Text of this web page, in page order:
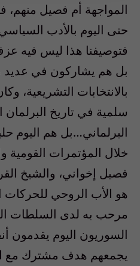
المواجهة أم فصيل منهم،
حتى اليوم بالأدب
فتوصيفنا هذا ليس فيه
بل هم يشاركون في عديد
بالانتخابات التشريعية،
سلمية في تاريخ
البرلماني…بل هم اليوم
خلال المؤتمرات القومية
فصيل إخواني، والشيخ
هو الأب الروحي للحركات
مرحب به لدى السلطات
السوريون اليوم يقدمون
يجمعهم هدف مشترك مع